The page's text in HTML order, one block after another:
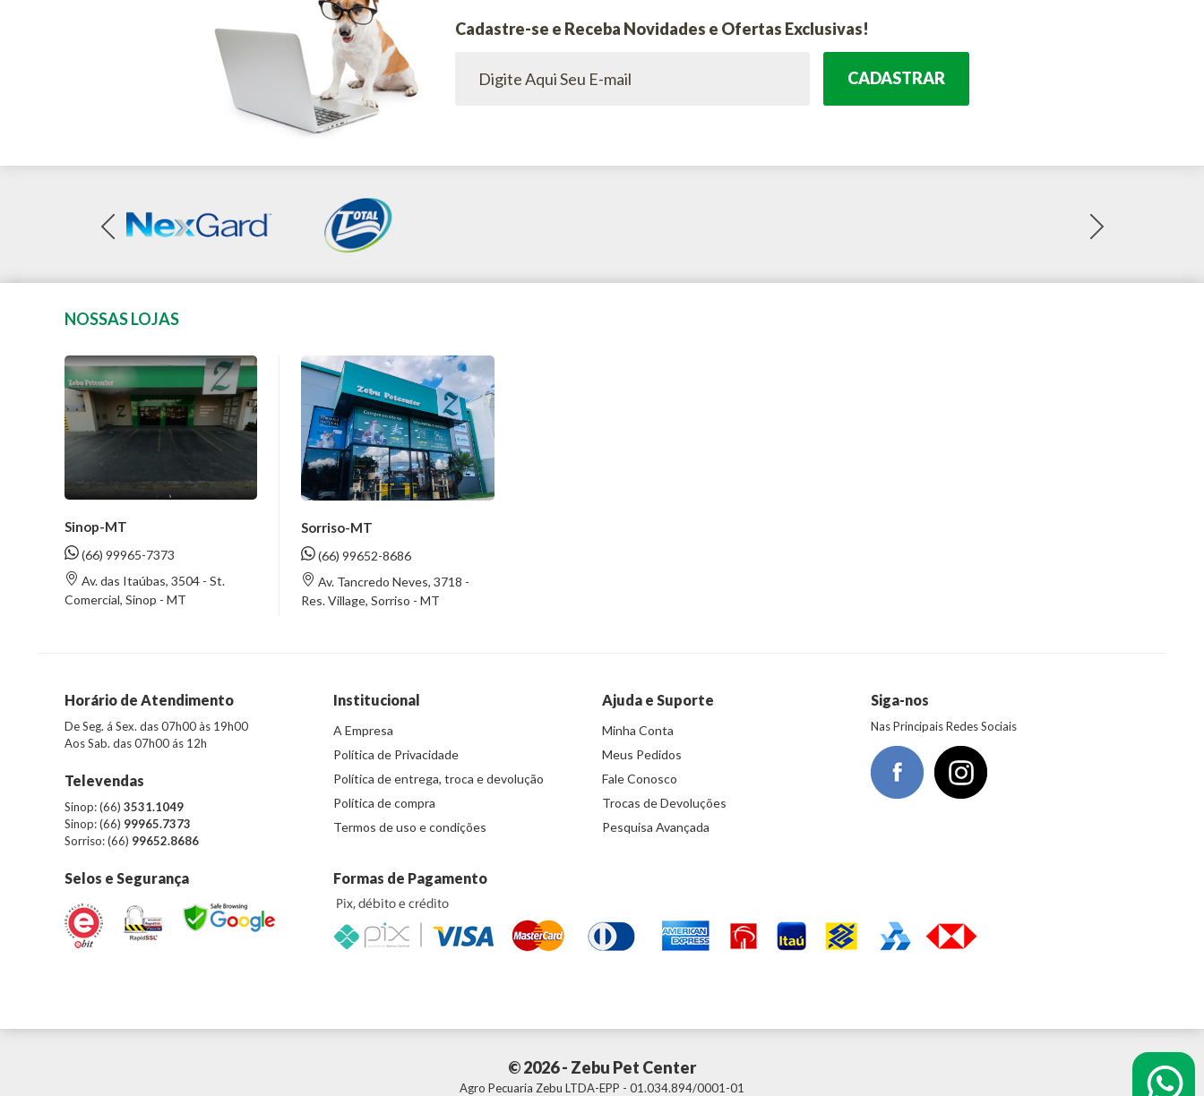
Cadastre-se e Receba Novidades e Ofertas Exclusivas!
CADASTRAR
NOSSAS LOJAS
Sinop-MT
(66) 99965-7373
Av. das Itaúbas, 3504 - St.
Comercial, Sinop - MT
Sorriso-MT
(66) 99652-8686
Av. Tancredo Neves, 3718 -
Res. Village, Sorriso - MT
Horário de Atendimento
De Seg. á Sex. das 07h00 às 19h00
Aos Sab. das 07h00 ás 12h
Televendas
Sinop: (66) 3531.1049
Sinop: (66) 99965.7373
Sorriso: (66) 99652.8686
Institucional
A Empresa
Política de Privacidade
Política de entrega, troca e devolução
Política de compra
Termos de uso e condições
Ajuda e Suporte
Minha Conta
Meus Pedidos
Fale Conosco
Trocas de Devoluções
Pesquisa Avançada
Siga-nos
Nas Principais Redes Sociais
Selos e Segurança Formas de Pagamento
© 2026 - Zebu Pet Center
Agro Pecuaria Zebu LTDA-EPP - 01.034.894/0001-01